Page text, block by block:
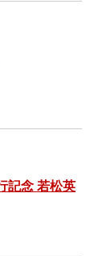
記念 若松英